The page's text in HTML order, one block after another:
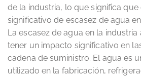
de la industria, lo que significa que
significativo de escasez de agua
La escasez de agua en la
tener un impacto significativo en
cadena de suministro. El agua es
utilizado en la fabricación,